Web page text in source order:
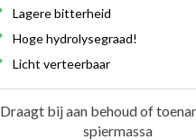
Lagere bitterheid
Hoge hydrolysegraad!
Licht verteerbaar
Draagt bij aan behoud of
spiermassa